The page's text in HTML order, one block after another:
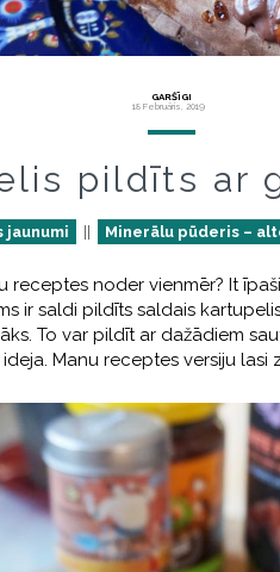
GARŠĪGI
18 Februāris, 2019
pildīts ar
jaunumi Minerālu pūderis –
receptes noder vienmēr? It
ir saldi pildīts saldais
To var pildīt ar dažādiem
Manu receptes versiju lasi